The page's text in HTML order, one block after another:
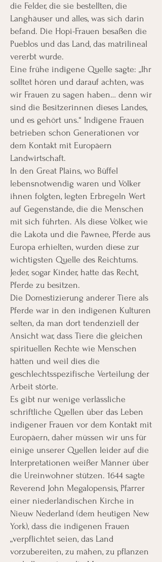
die Felder, die sie bestellten, die
Langhäuser und alles, was sich darin
befand. Die Hopi-Frauen besaßen die
Pueblos und das Land, das matrilineal
vererbt wurde.
Eine frühe indigene Quelle sagte: „Ihr
solltet hören und darauf achten, was
wir Frauen zu sagen haben… denn wir
sind die Besitzerinnen dieses Landes,
und es gehört uns.“ Indigene Frauen
betrieben schon Generationen vor
dem Kontakt mit Europäern
Landwirtschaft.
In den Great Plains, wo Büffel
lebensnotwendig waren und Völker
ihnen folgten, legten Erbregeln Wert
auf Gegenstände, die die Menschen
mit sich führten. Als diese Völker, wie
die Lakota und die Pawnee, Pferde aus
Europa erhielten, wurden diese zur
wichtigsten Quelle des Reichtums.
Jeder, sogar Kinder, hatte das Recht,
Pferde zu besitzen.
Die Domestizierung anderer Tiere als
Pferde war in den indigenen Kulturen
selten, da man dort tendenziell der
Ansicht war, dass Tiere die gleichen
spirituellen Rechte wie Menschen
hätten und weil dies die
geschlechtsspezifische Verteilung der
Arbeit störte.
Es gibt nur wenige verlässliche
schriftliche Quellen über das Leben
indigener Frauen vor dem Kontakt mit
Europäern, daher müssen wir uns für
einige unserer Quellen leider auf die
Interpretationen weißer Männer über
die Ureinwohner stützen. 1644 sagte
Reverend John Megalopensis, Pfarrer
einer niederländischen Kirche in
Nieuw Nederland (dem heutigen New
York), dass die indigenen Frauen
„verpflichtet seien, das Land
vorzubereiten, zu mähen, zu pflanzen